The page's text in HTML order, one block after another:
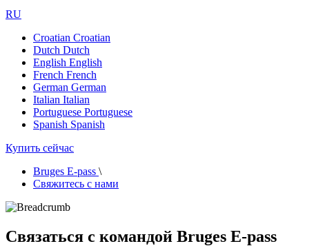
RU
Croatian Croatian
Dutch Dutch
English English
French French
German German
Italian Italian
Portuguese Portuguese
Spanish Spanish
Купить сейчас
Bruges E-pass \
Свяжитесь с нами
Связаться с командой Bruges E-pass